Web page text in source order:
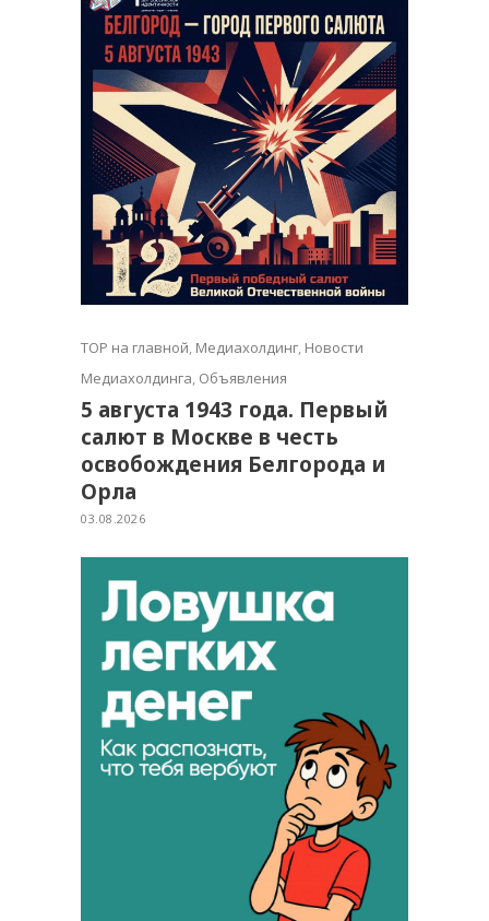
TOP на главной, Медиахолдинг, Новости
Медиахолдинга, Объявления
5 августа 1943 года. Первый
салют в Москве в честь
освобождения Белгорода и
Орла
03.08.2026